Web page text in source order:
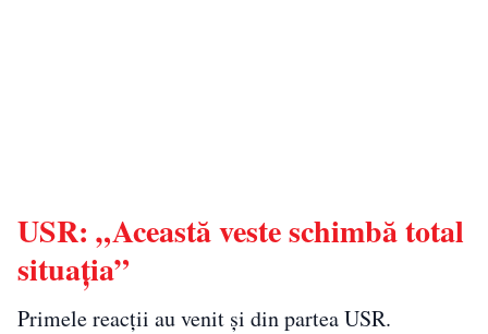
USR: „Această veste schimbă total
situația”
Primele reacții au venit și din partea USR.